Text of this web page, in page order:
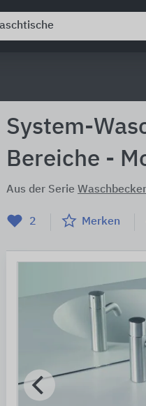
System-
Bereiche -
Aus der Serie
2 Merken